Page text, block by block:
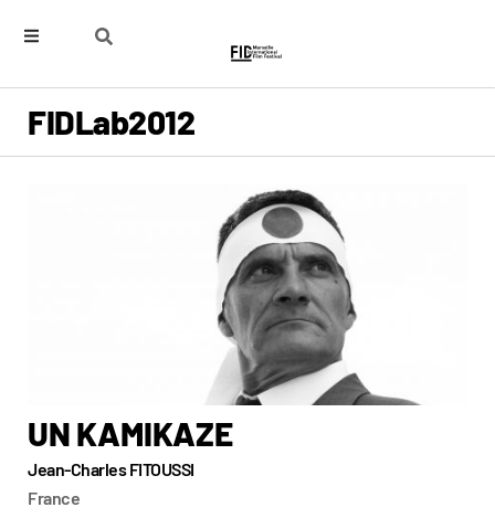
FIDLab2012
UN KAMIKAZE
Jean-Charles FITOUSSI
France